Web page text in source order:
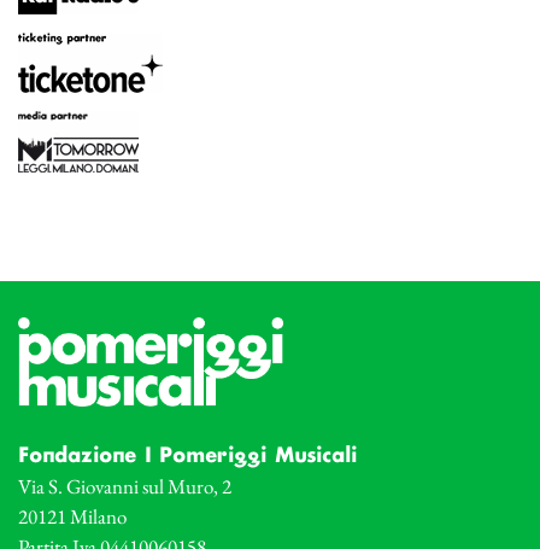
Fondazione I Pomeriggi Musicali
Via S. Giovanni sul Muro, 2
20121 Milano